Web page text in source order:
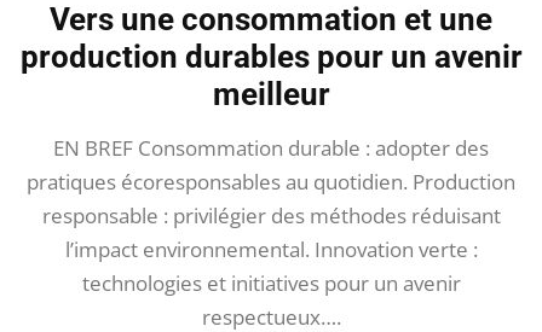
Vers une consommation et une
production durables pour un avenir
meilleur
EN BREF Consommation durable : adopter des
pratiques écoresponsables au quotidien. Production
responsable : privilégier des méthodes réduisant
l’impact environnemental. Innovation verte :
technologies et initiatives pour un avenir
respectueux….